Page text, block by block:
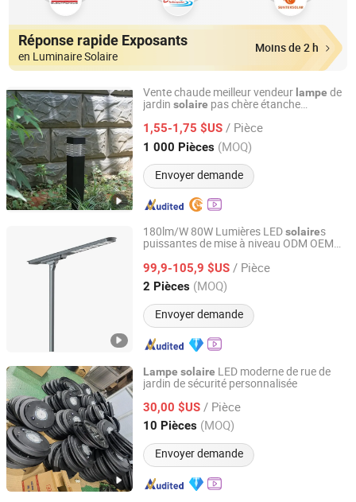
Réponse rapide Exposants
en Luminaire Solaire
Moins de 2 h
Vente chaude meilleur vendeur lampe de
jardin solaire pas chère étanche
1,55-1,75 $US / Pièce
1 000 Pièces (MOQ)
Envoyer demande
JINHUA HI-RISING IMP. & EXP. CO., LTD.
Zhejiang, China Depuis 2014
180lm/W 80W Lumières LEDsolaires
puissantes de mise à niveau ODM OEM
étanche pour jardin extérieur, lanterne de
rue et de cour
99,9-105,9 $US / Pièce
2 Pièces (MOQ)
Envoyer demande
Sichuan Haoyuan Deju Technology Co., Ltd.
Depuis 2025
Lampe solaire LED moderne de rue de
jardin de sécurité personnalisée
30,00 $US / Pièce
10 Pièces (MOQ)
Envoyer demande
Eastar Electric Group Co., Ltd.
Jiangsu, China Depuis 2018